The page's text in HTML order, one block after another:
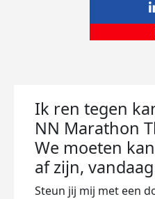
Ik ren tegen
NN Marathon
We moeten
af zijn,
Steun jij mij met een